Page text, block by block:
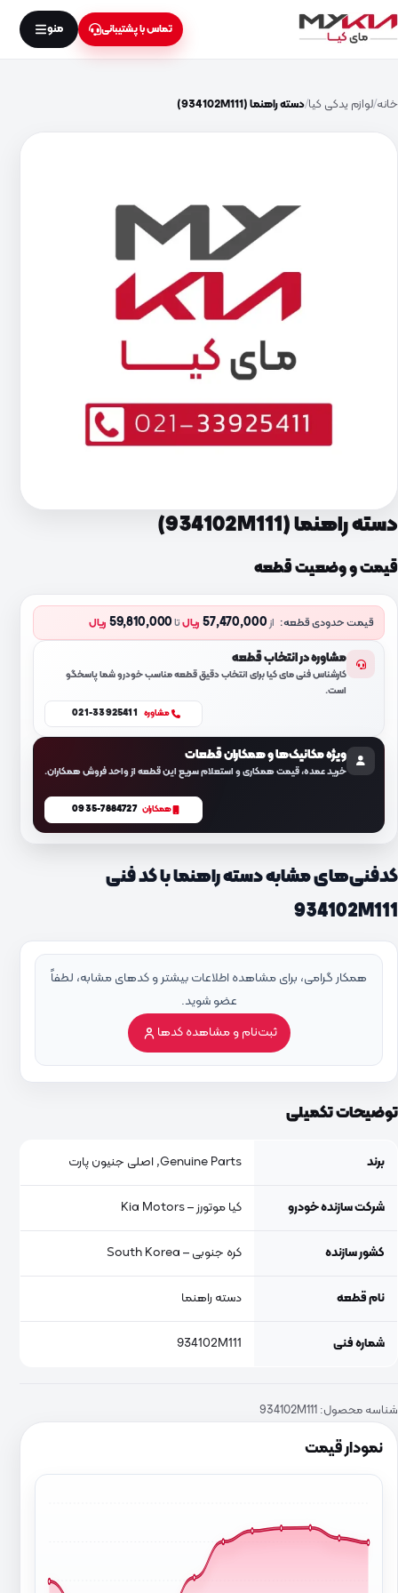
تماس با پشتیبانی منو
خانه لوازم یدکی کیا دسته راهنما (934102M111)
نمودار قیمت
دسته راهنما (934102M111)
قیمت و وضعیت قطعه
قیمت حدودی قطعه: از57,470,000 ریالتا59,810,000 ریال
مشاوره در انتخاب قطعه
کارشناس فنی مای کیا برای انتخاب دقیق قطعه مناسب خودرو شما پاسخگو
است.
مشاوره 021-33925411
ویژه مکانیک‌ها و همکاران قطعات
خرید عمده، قیمت همکاری و استعلام سریع این قطعه از واحد فروش همکاران.
همکاران 0935-7884727
کدفنی‌های مشابه دسته راهنما با کد فنی
934102M111
همکار گرامی، برای مشاهده اطلاعات بیشتر و کدهای مشابه، لطفاً
عضو شوید.
ثبت‌نام و مشاهده کدها
توضیحات تکمیلی
برند Genuine Parts, اصلی جنیون پارت
شرکت سازنده خودرو کیا موتورز – Kia Motors
کشور سازنده کره جنوبی – South Korea
نام قطعه دسته راهنما
شماره فنی 934102M111
شناسه محصول: 934102M111